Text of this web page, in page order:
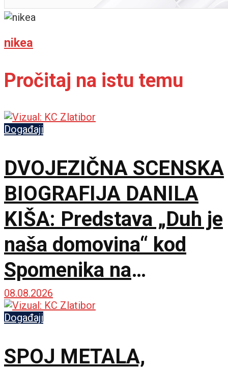
nikea
Pročitaj na istu temu
Događaji
DVOJEZIČNA SCENSKA
BIOGRAFIJA DANILA
KIŠA: Predstava „Duh je
naša domovina“ kod
Spomenika na
Šumatnom brdu
08.08.2026
Događaji
SPOJ METALA,